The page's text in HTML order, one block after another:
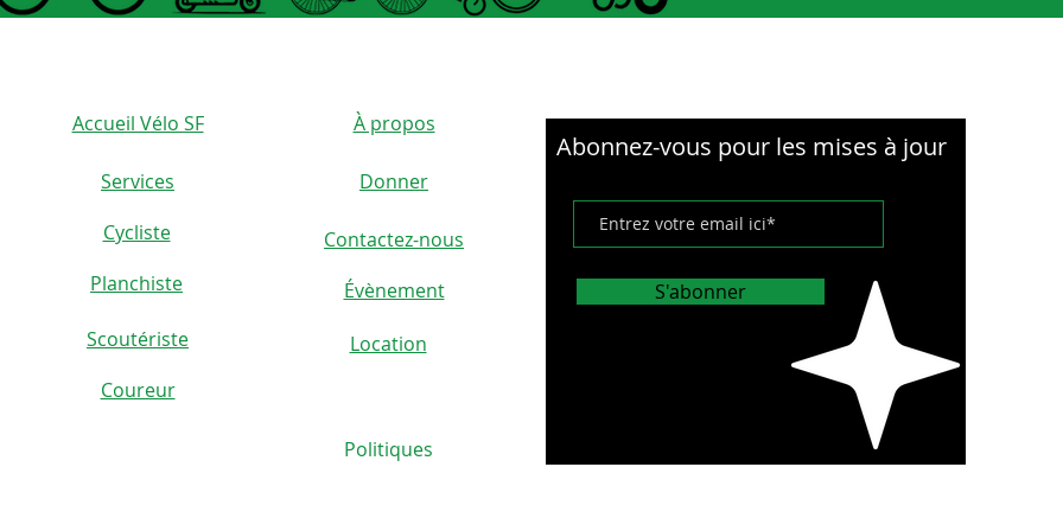
tournent à 360 degrés et, encore
maintiennent tout type de tube
fermement mais doucement.
kg peuvent être transportés, bien
que la série Eazzy ne soit pas
optimisée pour les vélos
électriques (voir E-Scorpion pour
assemblé.
Accueil Vélo SF
Location
Cycliste
Planchiste
Scoutériste
Coureur
Services
À propos
Donner
Contactez-nous
Évènement
Politiques
Abonnez-vous pour les mises à jour
S'abonner